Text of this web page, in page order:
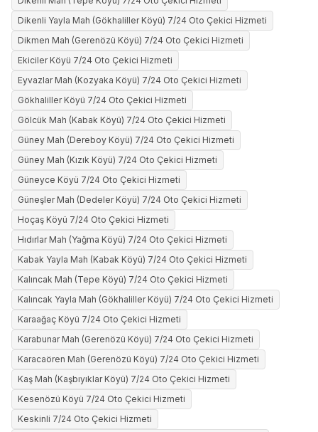
Dikenli Yayla Mah (Gökhaliller Köyü) 7/24 Oto Çekici Hizmeti
Dikmen Mah (Gerenözü Köyü) 7/24 Oto Çekici Hizmeti
Ekiciler Köyü 7/24 Oto Çekici Hizmeti
Eyvazlar Mah (Kozyaka Köyü) 7/24 Oto Çekici Hizmeti
Gökhaliller Köyü 7/24 Oto Çekici Hizmeti
Gölcük Mah (Kabak Köyü) 7/24 Oto Çekici Hizmeti
Güney Mah (Dereboy Köyü) 7/24 Oto Çekici Hizmeti
Güney Mah (Kızık Köyü) 7/24 Oto Çekici Hizmeti
Güneyce Köyü 7/24 Oto Çekici Hizmeti
Güneşler Mah (Dedeler Köyü) 7/24 Oto Çekici Hizmeti
Hoçaş Köyü 7/24 Oto Çekici Hizmeti
Hıdırlar Mah (Yağma Köyü) 7/24 Oto Çekici Hizmeti
Kabak Yayla Mah (Kabak Köyü) 7/24 Oto Çekici Hizmeti
Kalıncak Mah (Tepe Köyü) 7/24 Oto Çekici Hizmeti
Kalıncak Yayla Mah (Gökhaliller Köyü) 7/24 Oto Çekici Hizmeti
Karaağaç Köyü 7/24 Oto Çekici Hizmeti
Karabunar Mah (Gerenözü Köyü) 7/24 Oto Çekici Hizmeti
Karacaören Mah (Gerenözü Köyü) 7/24 Oto Çekici Hizmeti
Kaş Mah (Kaşbıyıklar Köyü) 7/24 Oto Çekici Hizmeti
Kesenözü Köyü 7/24 Oto Çekici Hizmeti
Keskinli 7/24 Oto Çekici Hizmeti